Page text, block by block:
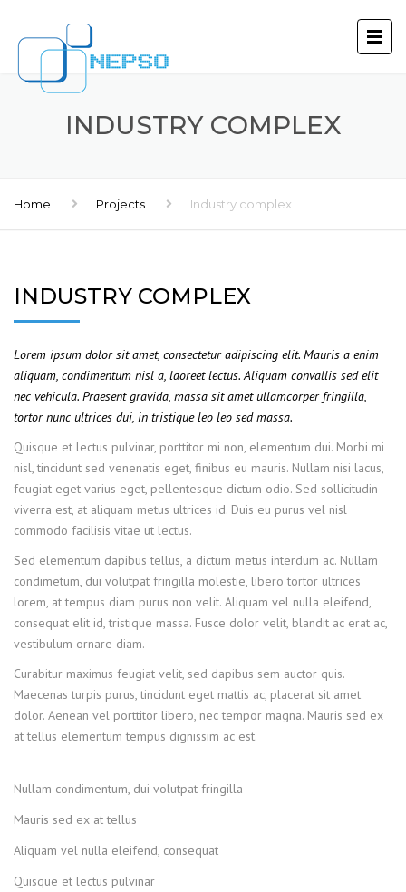
INDUSTRY COMPLEX
Home Projects Industry complex
INDUSTRY COMPLEX
Lorem ipsum dolor sit amet, consectetur adipiscing elit. Mauris a enim
aliquam, condimentum nisl a, laoreet lectus. Aliquam convallis sed elit
nec vehicula. Praesent gravida, massa sit amet ullamcorper fringilla,
tortor nunc ultrices dui, in tristique leo leo sed massa.
Quisque et lectus pulvinar, porttitor mi non, elementum dui. Morbi mi
nisl, tincidunt sed venenatis eget, finibus eu mauris. Nullam nisi lacus,
feugiat eget varius eget, pellentesque dictum odio. Sed sollicitudin
viverra est, at aliquam metus ultrices id. Duis eu purus vel nisl
commodo facilisis vitae ut lectus.
Sed elementum dapibus tellus, a dictum metus interdum ac. Nullam
condimetum, dui volutpat fringilla molestie, libero tortor ultrices
lorem, at tempus diam purus non velit. Aliquam vel nulla eleifend,
consequat elit id, tristique massa. Fusce dolor velit, blandit ac erat ac,
vestibulum ornare diam.
Curabitur maximus feugiat velit, sed dapibus sem auctor quis.
Maecenas turpis purus, tincidunt eget mattis ac, placerat sit amet
dolor. Aenean vel porttitor libero, nec tempor magna. Mauris sed ex
at tellus elementum tempus dignissim ac est.
Nullam condimentum, dui volutpat fringilla
Mauris sed ex at tellus
Aliquam vel nulla eleifend, consequat
Quisque et lectus pulvinar